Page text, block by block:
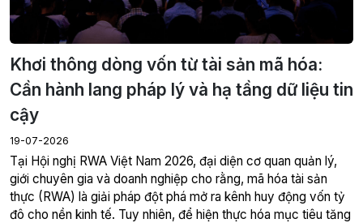
Khơi thông dòng vốn từ tài sản mã hóa:
Cần hành lang pháp lý và hạ tầng dữ liệu tin
cậy
19-07-2026
giới chuyên gia và doanh nghiệp cho rằng, mã hóa tài sản
thực (RWA) là giải pháp đột phá mở ra kênh huy động vốn tỷ
đô cho nền kinh tế. Tuy nhiên, để hiện thực hóa mục tiêu tăng